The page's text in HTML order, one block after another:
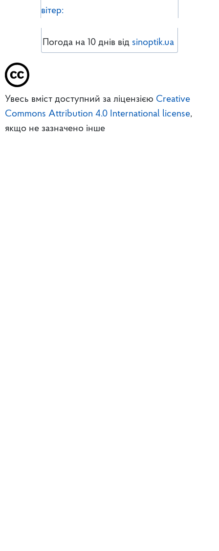
вітер:
Погода на 10 днів від sinoptik.ua
Увесь вміст доступний за ліцензією Creative
Commons Attribution 4.0 International license,
якщо не зазначено інше